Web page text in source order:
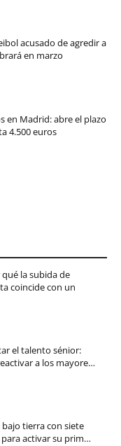
acusado de agredir a
en marzo
en Madrid: abre el plazo
4.500 euros
la subida de
coincide con un
el talento sénior:
a los mayore…
tierra con siete
activar su prim…